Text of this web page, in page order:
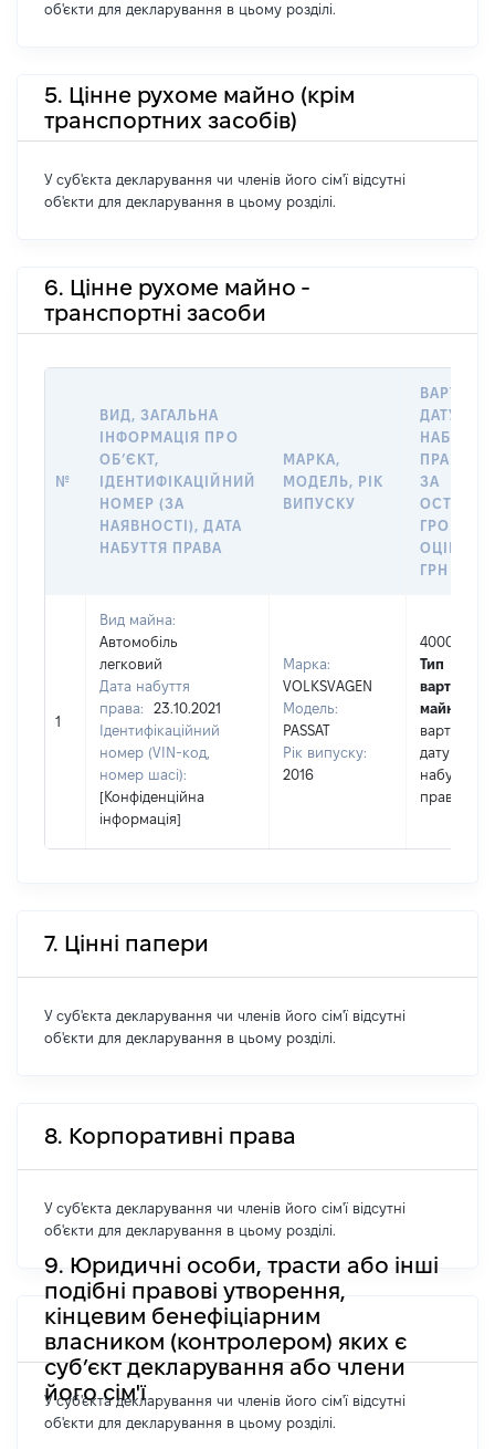
об'єкти для декларування в цьому розділі.
5. Цінне рухоме майно (крім
транспортних засобів)
У суб'єкта декларування чи членів його сім'ї відсутні
об'єкти для декларування в цьому розділі.
6. Цінне рухоме майно -
транспортні засоби
№
ВИД, ЗАГАЛЬНА
ІНФОРМАЦІЯ ПРО
ОБʼЄКТ,
ІДЕНТИФІКАЦІЙНИЙ
НОМЕР (ЗА
НАЯВНОСТІ), ДАТА
НАБУТТЯ ПРАВА
МАРКА,
МОДЕЛЬ, РІК
ВИПУСКУ
ДАТУ
НАБУТТЯ
ПРАВА
ЗА
ГРН
1
Вид майна:
Автомобіль
легковий
Дата набуття
права:
23.10.2021
Ідентифікаційний
номер (VIN-код,
номер шасі):
[Конфіденційна
інформація]
Марка:
VOLKSVAGEN
Модель:
PASSAT
Рік випуску:
2016
40000
Тип
вартості
майна:
вартість
дату
набуття
права
7. Цінні папери
У суб'єкта декларування чи членів його сім'ї відсутні
об'єкти для декларування в цьому розділі.
8. Корпоративні права
У суб'єкта декларування чи членів його сім'ї відсутні
об'єкти для декларування в цьому розділі.
9. Юридичні особи, трасти або інші
подібні правові утворення,
кінцевим бенефіціарним
власником (контролером) яких є
суб’єкт декларування або члени
його сім'ї
У суб'єкта декларування чи членів його сім'ї відсутні
об'єкти для декларування в цьому розділі.